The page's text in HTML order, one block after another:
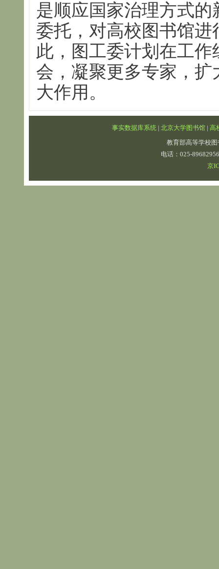
是顺应国家治理方式
委托，对高校图书馆
此，图工委计划在工
会，凝聚更多专家，
大作用。
事实数据库系统| 北京大学图书馆| 高
教育部高等学校
电话：025-
京